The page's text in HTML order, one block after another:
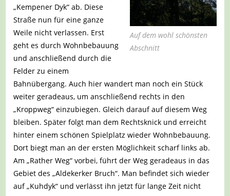
Auf dem wohl schönsten
Abschnitt
„Kempener Dyk“ ab. Diese
Straße nun für eine ganze
Weile nicht verlassen. Erst
geht es durch Wohnbebauung
und anschließend durch die
Felder zu einem
Bahnübergang. Auch hier wandert man noch ein Stück
weiter geradeaus, um anschließend rechts in den
„Kroppweg“ einzubiegen. Gleich darauf auf diesem Weg
bleiben. Später folgt man dem Rechtsknick und erreicht
hinter einem schönen Spielplatz wieder Wohnbebauung.
Dort biegt man an der ersten Möglichkeit scharf links ab.
Am „Rather Weg“ vorbei, führt der Weg geradeaus in das
Gebiet des „Aldekerker Bruch“. Man befindet sich wieder
auf „Kuhdyk“ und verlässt ihn jetzt für lange Zeit nicht